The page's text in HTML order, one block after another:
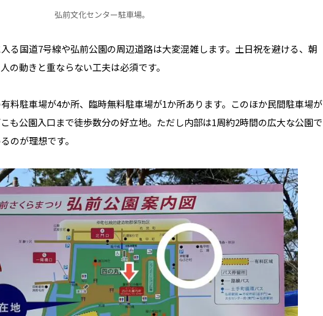
弘前文化センター駐車場。
る国道7号線や弘前公園の周辺道路は大変混雑します。土日祝を避ける、朝
の動きと重ならない工夫は必須です。
料駐車場が4か所、臨時無料駐車場が1か所あります。このほか民間駐車場が
も公園入口まで徒歩数分の好立地。ただし内部は1周約2時間の広大な公園で
のが理想です。